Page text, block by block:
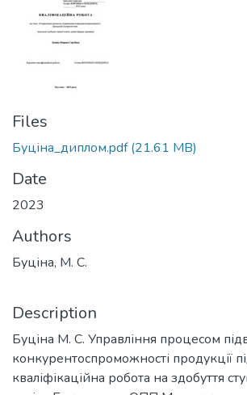
Files
Буціна_диплом.pdf(21.61 MB)
Date
2023
Authors
Буціна, М. С.
Description
Буціна М. С. Управління процесом
конкурентоспроможності продукції
кваліфікаційна робота на здобуття